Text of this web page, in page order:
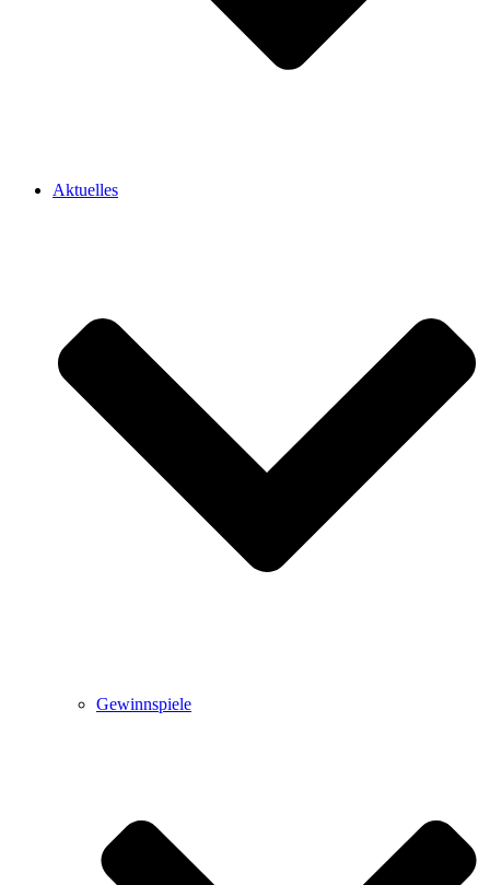
Aktuelles
Gewinnspiele